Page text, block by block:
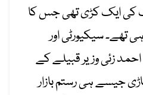
کی ایک کڑی تھی جس کا
سیکیورٹی اور
زئی وزیر قبیلے کے
جیسے ہی رستم بازار